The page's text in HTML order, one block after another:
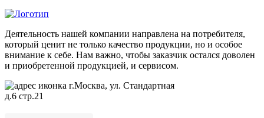
Деятельность нашей компании направлена на потребителя,
который ценит не только качество продукции, но и особое
внимание к себе. Нам важно, чтобы заказчик остался доволен
и приобретенной продукцией, и сервисом.
г.Москва, ул. Стандартная
д.6 стр.21